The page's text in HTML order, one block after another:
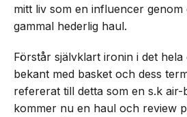
mitt liv som en influencer
gammal hederlig haul.
Förstår självklart ironin i det
bekant med basket och dess
refererat till detta som en s.k
kommer nu en haul och review